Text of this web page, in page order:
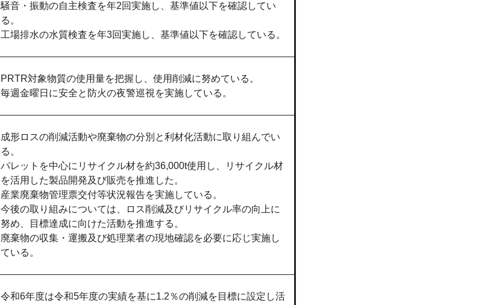
騒音・振動の自主検査を年2回実施し、基準値以下を確認してい
る。
工場排水の水質検査を年3回実施し、基準値以下を確認している。
PRTR対象物質の使用量を把握し、使用削減に努めている。
毎週金曜日に安全と防火の夜警巡視を実施している。
成形ロスの削減活動や廃棄物の分別と利材化活動に取り組んでい
る。
パレットを中心にリサイクル材を約36,000t使用し、リサイクル材
を活用した製品開発及び販売を推進した。
産業廃棄物管理票交付等状況報告を実施している。
今後の取り組みについては、ロス削減及びリサイクル率の向上に
努め、目標達成に向けた活動を推進する。
廃棄物の収集・運搬及び処理業者の現地確認を必要に応じ実施し
ている。
令和6年度は令和5年度の実績を基に1.2％の削減を目標に設定し活